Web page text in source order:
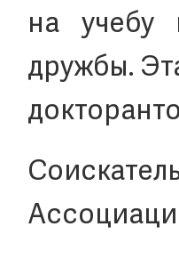
на учебу
дружбы.